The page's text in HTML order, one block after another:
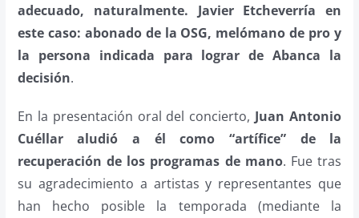
adecuado, naturalmente. Javier Etcheverría en
este caso: abonado de la OSG, melómano de pro y
la persona indicada para lograr de Abanca la
decisión.
En la presentación oral del concierto, Juan Antonio
Cuéllar aludió a él como “artífice” de la
recuperación de los programas de mano. Fue tras
su agradecimiento a artistas y representantes que
han hecho posible la temporada (mediante la